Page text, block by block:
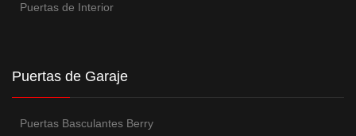
Puertas de Interior
Puertas de Garaje
Puertas Basculantes Berry